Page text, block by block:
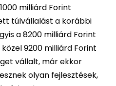
milliárd Forint
túlvállalást a korábbi
a 8200 milliárd Forint
9200 milliárd Forint
vállalt, már ekkor
olyan fejlesztések,